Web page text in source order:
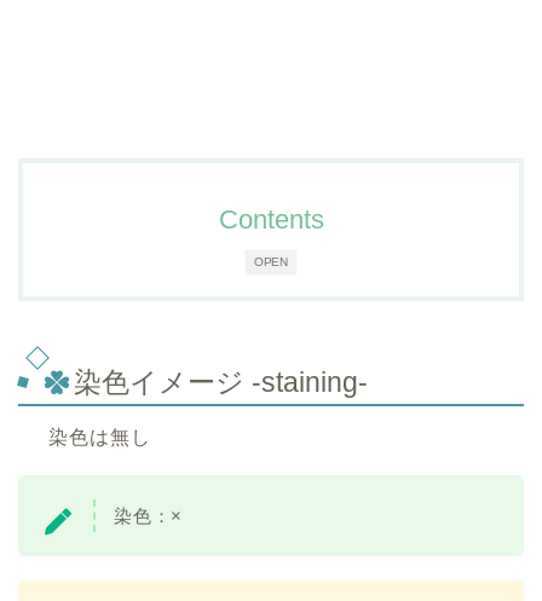
OPEN
Contents
染色イメージ -staining-
染色は無し
染色： ×